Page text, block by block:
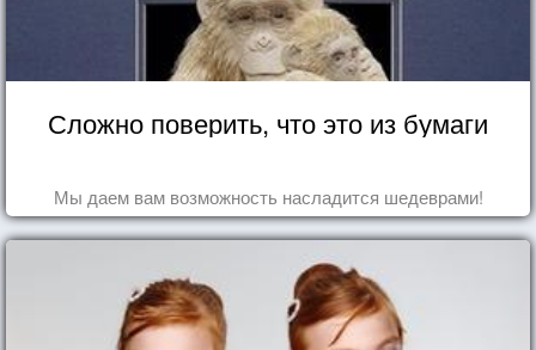
Сложно поверить, что это из бумаги
Мы даем вам возможность насладится шедеврами!